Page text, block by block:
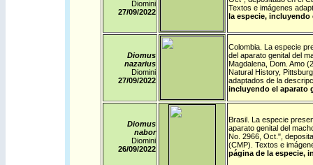
Diomini
27/09/2022
Textos e imágenes
la especie, incluyendo
Diomus
nazarius
Diomini
27/09/2022
Colombia. La especie
del aparato genital del
Magdalena, Dom. Amo
Natural History,
adaptados de la
incluyendo el aparato
Diomus
nabor
Diomini
26/09/2022
Brasil. La especie
aparato genital del
No. 2966, Oct.",
(CMP). Textos e
página de la especie,